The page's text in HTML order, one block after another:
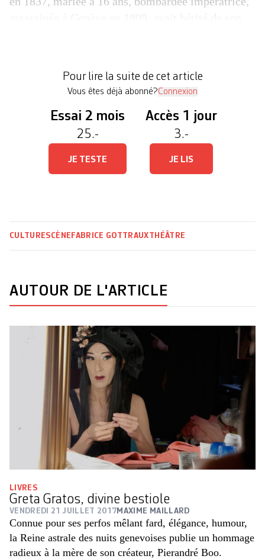
femme […]
Pour lire la suite de cet article
Vous êtes déjà abonné?Connexion
Essai 2 mois
25.-
JE TESTE
Accès 1 jour
3.-
JE LIS
CULTURESCÈNE FABRICE GOTTRAUXTHÉÂTRE
AUTOUR DE L'ARTICLE
LIVRES
Greta Gratos, divine bestiole
VENDREDI 21 JUILLET 2017 MAXIME MAILLARD
Connue pour ses perfos mêlant fard, ­élégance, humour,
la Reine astrale des nuits genevoises publie un ­hommage
radieux à la mère de son ­créateur, Pierandré Boo.